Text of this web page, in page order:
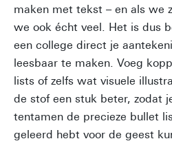
maken met tekst – en als we
we ook écht veel. Het is dus
een college direct je
leesbaar te maken. Voeg
lists of zelfs wat visuele
de stof een stuk beter, zodat
tentamen de precieze bullet
geleerd hebt voor de geest